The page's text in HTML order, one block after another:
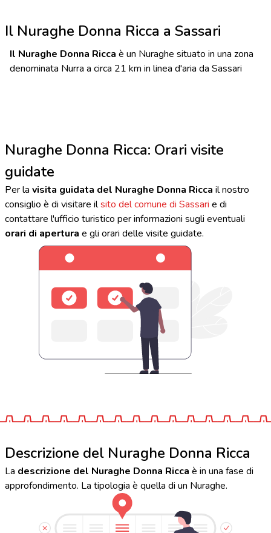
Il Nuraghe Donna Ricca a Sassari
Il Nuraghe Donna Ricca è un Nuraghe situato in una zona
denominata Nurra a circa 21 km in linea d'aria da Sassari
Nuraghe Donna Ricca: Orari visite
guidate
Per la visita guidata del Nuraghe Donna Ricca il nostro
consiglio è di visitare ilsito del comune di Sassari e di
contattare l'ufficio turistico per informazioni sugli eventuali
orari di apertura e gli orari delle visite guidate.
Descrizione del Nuraghe Donna Ricca
La descrizione del Nuraghe Donna Ricca è in una fase di
approfondimento. La tipologia è quella di un Nuraghe.